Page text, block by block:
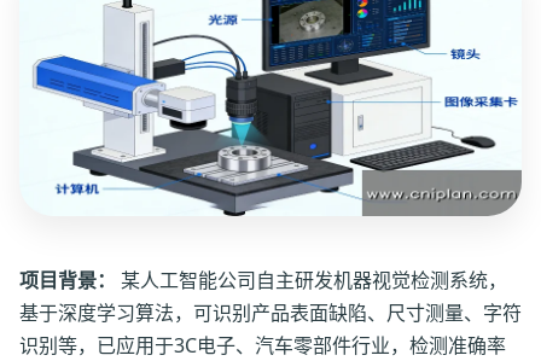
项目背景：
某人工智能公司自主研发机器视觉检测系统，
基于深度学习算法，可识别产品表面缺陷、尺寸测量、字符
识别等，已应用于3C电子、汽车零部件行业，检测准确率